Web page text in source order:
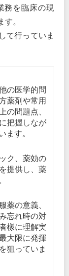
務を臨床の現
。
て行っていま
の医学的問
薬剤や常用
の問題点、
把握しなが
ます。
ク、薬効の
提供し、薬
薬の意義、
忘れ時の対
樣に理解実
大限に発揮
狙っていま